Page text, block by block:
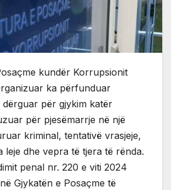
kundër Korrupsionit
ka përfunduar
dërguar për gjykim katër
për pjesëmarrje në një
kriminal, tentativë vrasjeje,
leje dhe vepra të tjera të rënda.
penal nr. 220 e viti 2024
Gjykatën e Posaçme të